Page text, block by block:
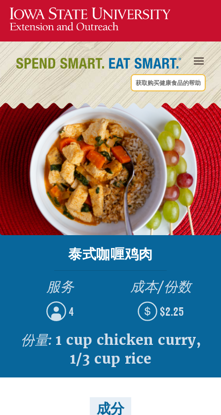
获取购买健康食品的帮助
泰式咖喱鸡肉
服务
4
成本/份数
$2.25
份量: 1 cup chicken curry,
1/3 cup rice
成分